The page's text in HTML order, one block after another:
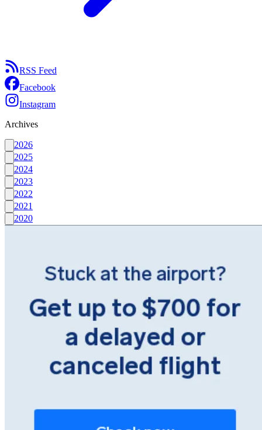
RSS Feed
Facebook
Instagram
Archives
2026
2025
2024
2023
2022
2021
2020